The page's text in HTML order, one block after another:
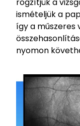
rögzítjük a
ismételjük a
így a műszeres
nyomon